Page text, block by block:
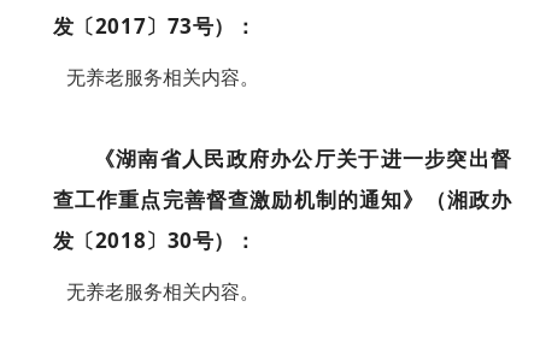
发〔2017〕73号）：
无养老服务相关内容。
《湖南省人民政府办公厅关于进一步突出督
查工作重点完善督查激励机制的通知》（湘政办
发〔2018〕30号）：
无养老服务相关内容。